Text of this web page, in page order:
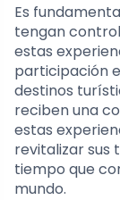
Es
tengan
estas
participación
destinos
reciben una
estas
revitalizar sus
tiempo que
mundo.